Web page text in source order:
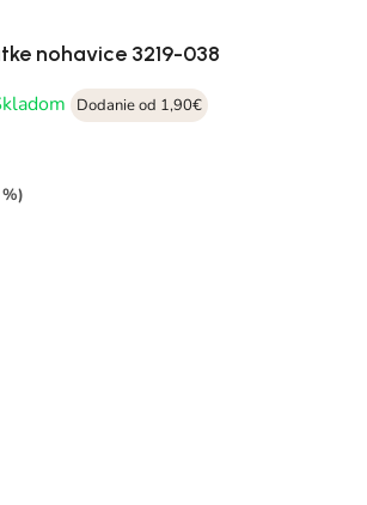
nohavice 3219-038
Dodanie od 1,90€